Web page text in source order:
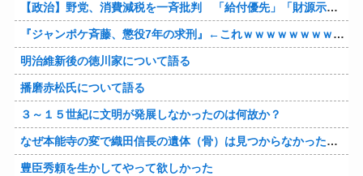
【政治】野党、消費減税を一斉批判 「給付優先」「財源示せ」
『ジャンポケ斉藤、懲役7年の求刑』←これｗｗｗｗｗｗｗｗｗｗｗｗｗｗｗｗｗｗ
明治維新後の徳川家について語る
播磨赤松氏について語る
３～１５世紀に文明が発展しなかったのは何故か？
なぜ本能寺の変で織田信長の遺体（骨）は見つからなかったのか
豊臣秀頼を生かしてやって欲しかった